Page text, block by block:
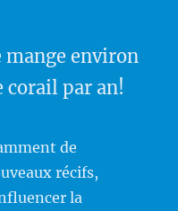
mange environ
corail par an!
de
récifs,
la